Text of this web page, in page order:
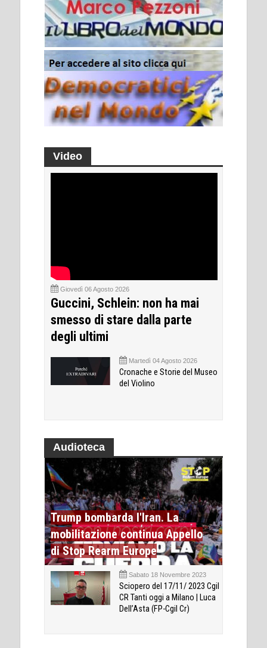
Video
Giovedì 06 Agosto 2026
Guccini, Schlein: non ha mai
smesso di stare dalla parte
degli ultimi
Martedì 04 Agosto 2026
Cronache e Storie del Museo
del Violino
Audioteca
Trump bombarda l'Iran. La
mobilitazione continua Appello
di Stop Rearm Europe
Sabato 18 Novembre 2023
Sciopero del 17/11/ 2023 Cgil
CR Tanti oggi a Milano | Luca
Dell’Asta (FP-Cgil Cr)